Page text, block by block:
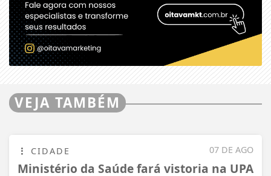
VEJA TAMBÉM
07 DE AGO
CIDADE
Ministério da Saúde fará vistoria na UPA